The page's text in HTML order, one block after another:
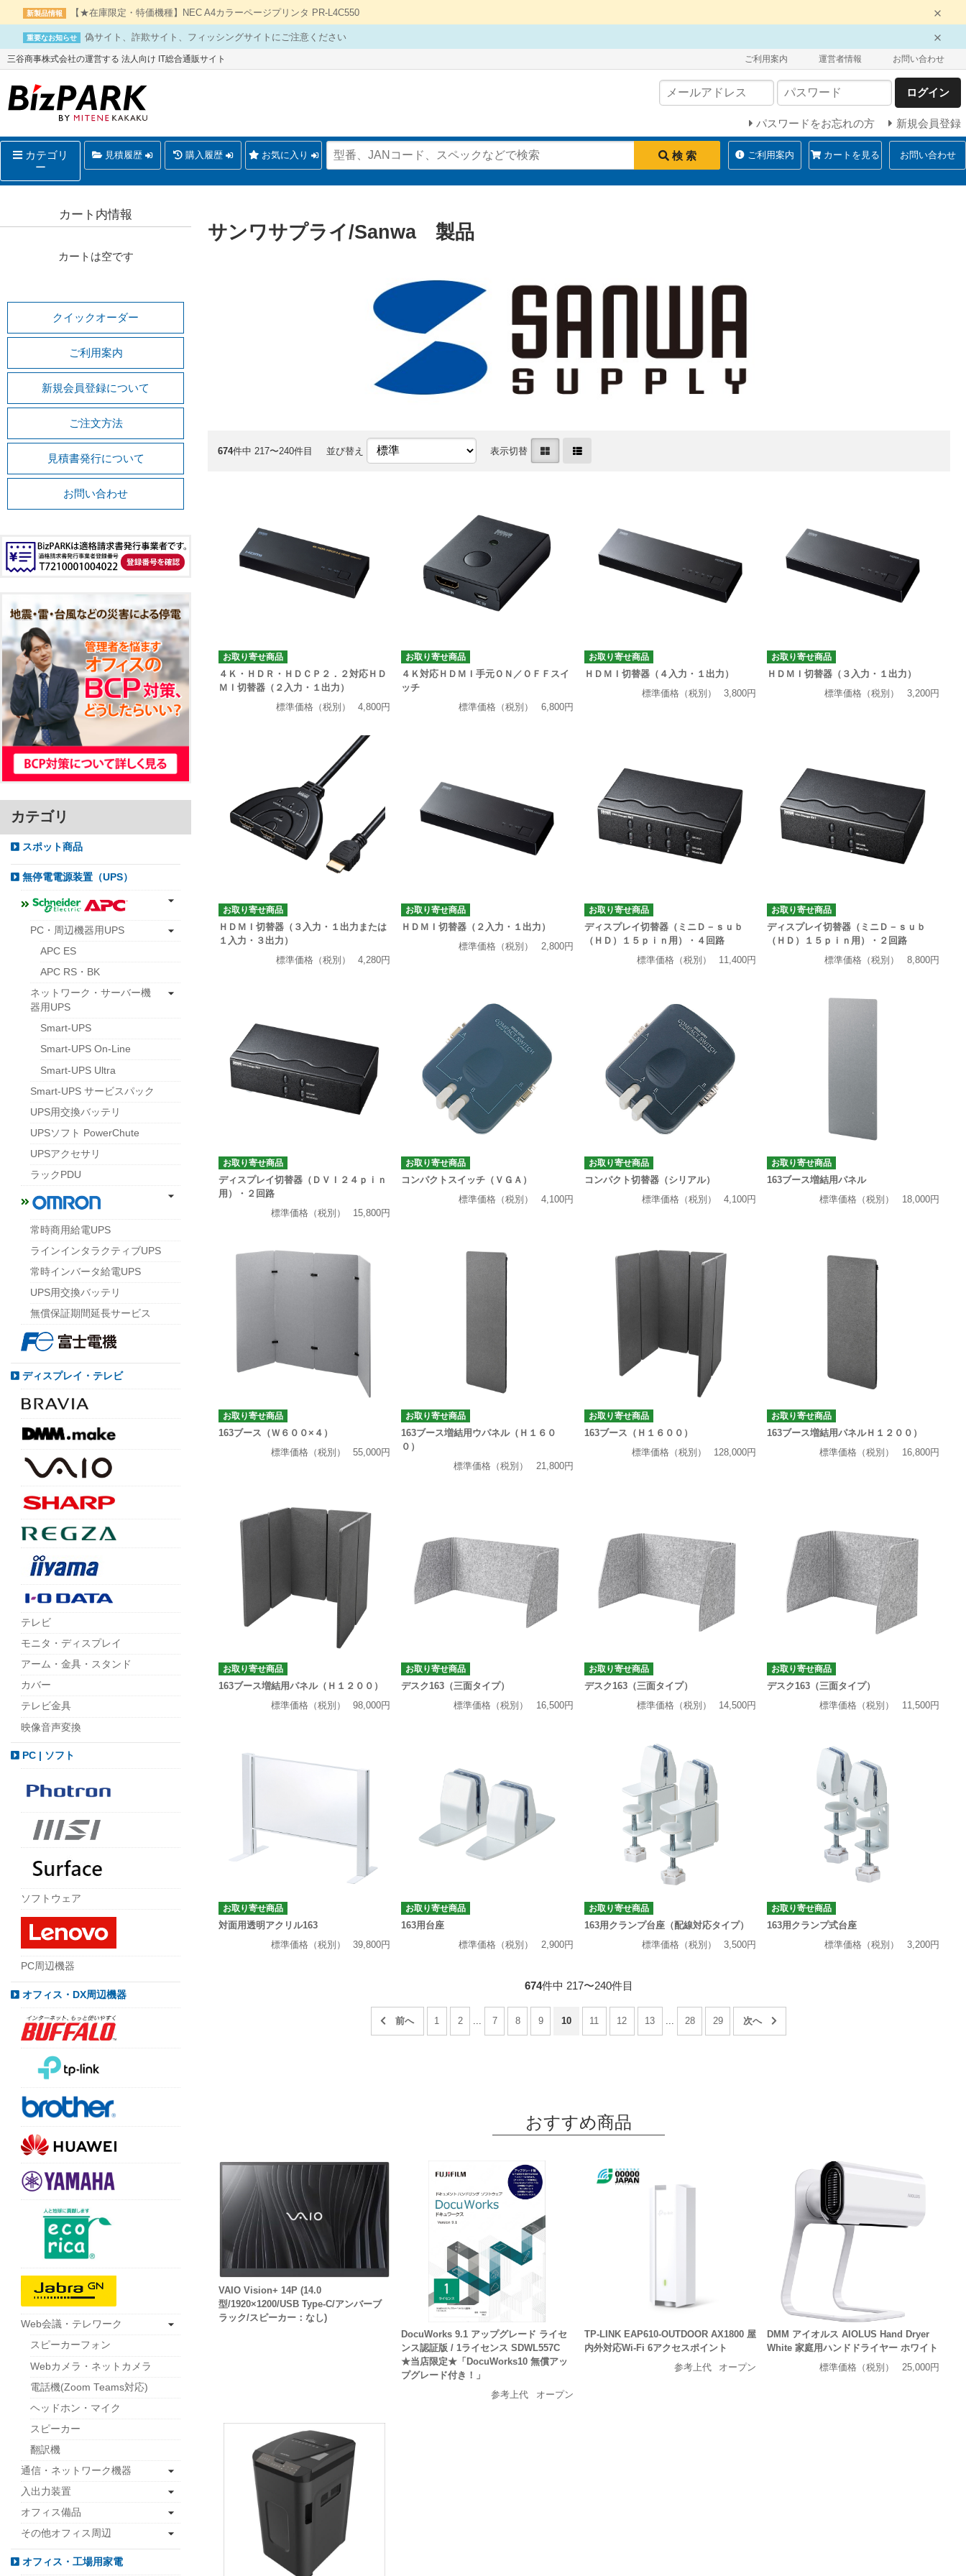
新製品情報 【★在庫限定・特価機種】NEC A4カラーページプリンタ PR-L4C550
重要なお知らせ 偽サイト、詐欺サイト、フィッシングサイトにご注意ください
三谷商事株式会社の運営する 法人向け IT総合通販サイト ご利用案内 運営者情報 お問い合わせ
ログイン
パスワードをお忘れの方 新規会員登録
カテゴリ
ー
見積履歴 購入履歴 お気に入り 検 索 ご利用案内 カートを見る お問い合わせ
サンワサプライ/Sanwa 製品
674件中 217〜240件目 並び替え 表示切替
お取り寄せ商品
４Ｋ・ＨＤＲ・ＨＤＣＰ２．２対応ＨＤ
ＭＩ切替器（２入力・１出力）
標準価格（税別）
4,800円
お取り寄せ商品
４Ｋ対応ＨＤＭＩ手元ＯＮ／ＯＦＦスイ
ッチ
標準価格（税別）
6,800円
お取り寄せ商品
ＨＤＭＩ切替器（４入力・１出力）
標準価格（税別）
3,800円
お取り寄せ商品
ＨＤＭＩ切替器（３入力・１出力）
標準価格（税別）
3,200円
お取り寄せ商品
ＨＤＭＩ切替器（３入力・１出力または
１入力・３出力）
標準価格（税別）
4,280円
お取り寄せ商品
ＨＤＭＩ切替器（２入力・１出力）
標準価格（税別）
2,800円
お取り寄せ商品
ディスプレイ切替器（ミニＤ－ｓｕｂ
（ＨＤ）１５ｐｉｎ用）・４回路
標準価格（税別）
11,400円
お取り寄せ商品
ディスプレイ切替器（ミニＤ－ｓｕｂ
（ＨＤ）１５ｐｉｎ用）・２回路
標準価格（税別）
8,800円
お取り寄せ商品
ディスプレイ切替器（ＤＶＩ２４ｐｉｎ
用）・２回路
標準価格（税別）
15,800円
お取り寄せ商品
コンパクトスイッチ（ＶＧＡ）
標準価格（税別）
4,100円
お取り寄せ商品
コンパクト切替器（シリアル）
標準価格（税別）
4,100円
お取り寄せ商品
163ブース増結用パネル
標準価格（税別）
18,000円
お取り寄せ商品
163ブース（Ｗ６００×４）
標準価格（税別）
55,000円
お取り寄せ商品
163ブース増結用ウパネル（Ｈ１６０
０）
標準価格（税別）
21,800円
お取り寄せ商品
163ブース（Ｈ１６００）
標準価格（税別）
128,000円
お取り寄せ商品
163ブース増結用パネルＨ１２００）
標準価格（税別）
16,800円
お取り寄せ商品
163ブース増結用パネル（Ｈ１２００）
標準価格（税別）
98,000円
お取り寄せ商品
デスク163（三面タイプ）
標準価格（税別）
16,500円
お取り寄せ商品
デスク163（三面タイプ）
標準価格（税別）
14,500円
お取り寄せ商品
デスク163（三面タイプ）
標準価格（税別）
11,500円
お取り寄せ商品
対面用透明アクリル163
標準価格（税別）
39,800円
お取り寄せ商品
163用台座
標準価格（税別）
2,900円
お取り寄せ商品
163用クランプ台座（配線対応タイプ）
標準価格（税別）
3,500円
お取り寄せ商品
163用クランプ式台座
標準価格（税別）
3,200円
674件中 217〜240件目
1 2 7 8 9 10 11 12 13 28 29
おすすめ商品
VAIO Vision+ 14P (14.0
型/1920×1200/USB Type-C/アンバーブ
ラック/スピーカー：なし)
DocuWorks 9.1 アップグレード ライセ
ンス認証版 / 1ライセンス SDWL557C
★当店限定★「DocuWorks10 無償アッ
プグレード付き！」
参考上代
オープン
TP-LINK EAP610-OUTDOOR AX1800 屋
内外対応Wi-Fi 6アクセスポイント
参考上代
オープン
DMM アイオルス AIOLUS Hand Dryer
White 家庭用ハンドドライヤー ホワイト
標準価格（税別）
25,000円
カート内情報
カートは空です
クイックオーダー
ご利用案内
新規会員登録について
ご注文方法
見積書発行について
お問い合わせ
カテゴリ
スポット商品
無停電電源装置（UPS）
PC・周辺機器用UPS
APC ES
APC RS・BK
ネットワーク・サーバー機
器用UPS
Smart-UPS
Smart-UPS On-Line
Smart-UPS Ultra
Smart-UPS サービスパック
UPS用交換バッテリ
UPSソフト PowerChute
UPSアクセサリ
ラックPDU
常時商用給電UPS
ラインインタラクティブUPS
常時インバータ給電UPS
UPS用交換バッテリ
無償保証期間延長サービス
ディスプレイ・テレビ
テレビ
モニタ・ディスプレイ
アーム・金具・スタンド
カバー
テレビ金具
映像音声変換
PC | ソフト
ソフトウェア
PC周辺機器
オフィス・DX周辺機器
Web会議・テレワーク
スピーカーフォン
Webカメラ・ネットカメラ
電話機(Zoom Teams対応)
ヘッドホン・マイク
スピーカー
翻訳機
通信・ネットワーク機器
入出力装置
オフィス備品
その他オフィス周辺
オフィス・工場用家電